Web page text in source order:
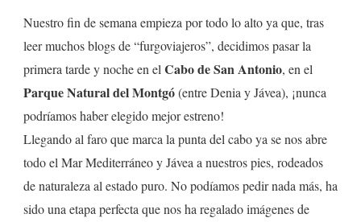
Nuestro fin de semana empieza por todo lo alto ya que, tras
leer muchos blogs de “furgoviajeros”, decidimos pasar la
primera tarde y noche en el Cabo de San Antonio, en el
Parque Natural del Montgó(entre Denia y Jávea), ¡nunca
podríamos haber elegido mejor estreno!
Llegando al faro que marca la punta del cabo ya se nos abre
todo el Mar Mediterráneo y Jávea a nuestros pies, rodeados
de naturaleza al estado puro. No podíamos pedir nada más, ha
sido una etapa perfecta que nos ha regalado imágenes de